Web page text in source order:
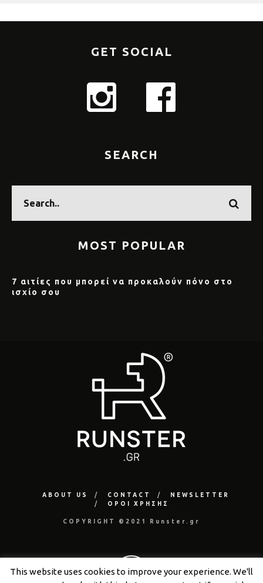
GET SOCIAL
SEARCH
MOST POPULAR
7 αιτίες που μπορεί να προκαλούν πόνο στο
ισχίο σου
ABOUT US CONTACT
NEWSLETTER
ΟΡΟΙ ΧΡΗΣΗΣ
COPYRIGHT ©2021 Runster.gr
This website uses cookies to improve your experience. We'll